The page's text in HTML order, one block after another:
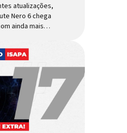
atualizações,
Nero 6 chega
ainda mais
recreacional
de maior
de
chega em
6, sexta geração
vendido da
Extremamente
busca uma